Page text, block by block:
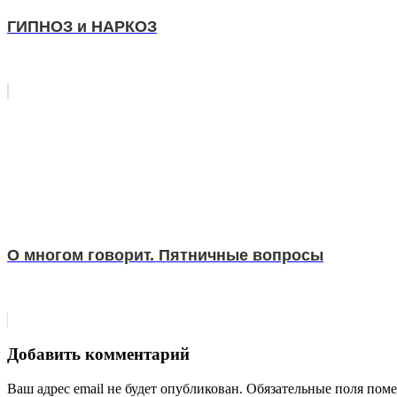
ГИПНОЗ и НАРКОЗ
О многом говорит. Пятничные вопросы
Добавить комментарий
Ваш адрес email не будет опубликован. Обязательные поля